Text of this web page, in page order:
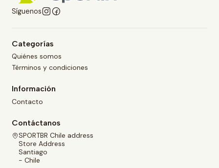
Síguenos
Categorías
Quiénes somos
Términos y condiciones
Información
Contacto
Contáctanos
SPORTBR Chile address
Store Address
Santiago
- Chile